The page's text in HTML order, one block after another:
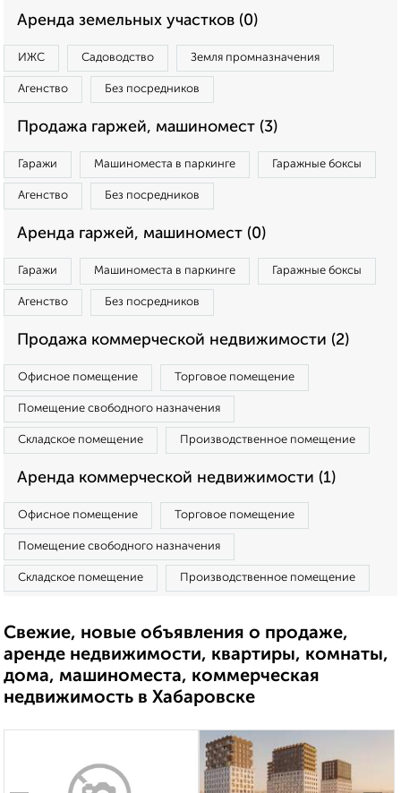
Аренда земельных участков (0)
ИЖС Садоводство Земля промназначения
Агенство Без посредников
Продажа гаржей, машиномест (3)
Гаражи Машиноместа в паркинге Гаражные боксы
Агенство Без посредников
Аренда гаржей, машиномест (0)
Гаражи Машиноместа в паркинге Гаражные боксы
Агенство Без посредников
Продажа коммерческой недвижимости (2)
Офисное помещение Торговое помещение
Помещение свободного назначения
Складское помещение Производственное помещение
Аренда коммерческой недвижимости (1)
Офисное помещение Торговое помещение
Помещение свободного назначения
Складское помещение Производственное помещение
Свежие, новые объявления о продаже,
аренде недвижимости, квартиры, комнаты,
дома, машиноместа, коммерческая
недвижимость в Хабаровске